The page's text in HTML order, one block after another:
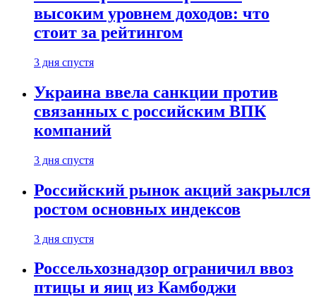
высоким уровнем доходов: что
стоит за рейтингом
3 дня спустя
Украина ввела санкции против
связанных с российским ВПК
компаний
3 дня спустя
Российский рынок акций закрылся
ростом основных индексов
3 дня спустя
Россельхознадзор ограничил ввоз
птицы и яиц из Камбоджи